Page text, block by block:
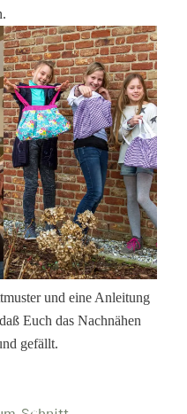
und eine Anleitung
Euch das Nachnähen
gefällt.